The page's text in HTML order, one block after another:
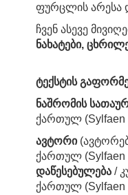
ფურცლის არესა
ჩვენ ასევე
ნახატები,
ტექსტის
ნაშრომის
ქართულ (Sylfaen
ავტორი
ქართულ (Sylfaen
დაწესებულება /
ქართულ (Sylfaen